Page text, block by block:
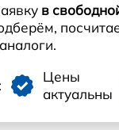
в
Цены
актуальны